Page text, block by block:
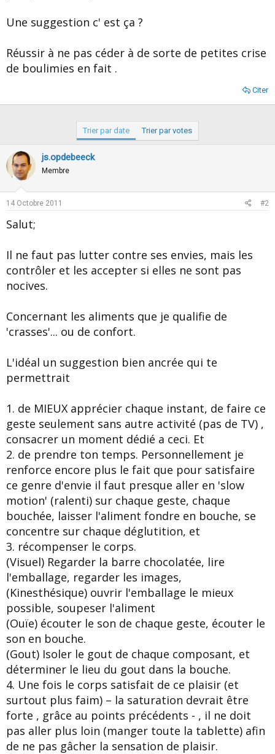
Une suggestion c' est ça ?
Réussir à ne pas céder à de sorte de petites crise
de boulimies en fait .
Citer
Trier par date Trier par votes
js.opdebeeck
Membre
14 Octobre 2011 #2
Salut;
Il ne faut pas lutter contre ses envies, mais les
contrôler et les accepter si elles ne sont pas
nocives.
Concernant les aliments que je qualifie de
'crasses'... ou de confort.
L'idéal un suggestion bien ancrée qui te
permettrait
1. de MIEUX apprécier chaque instant, de faire ce
geste seulement sans autre activité (pas de TV) ,
consacrer un moment dédié a ceci. Et
2. de prendre ton temps. Personnellement je
renforce encore plus le fait que pour satisfaire
ce genre d'envie il faut presque aller en 'slow
motion' (ralenti) sur chaque geste, chaque
bouchée, laisser l'aliment fondre en bouche, se
concentre sur chaque déglutition, et
3. récompenser le corps.
(Visuel) Regarder la barre chocolatée, lire
l'emballage, regarder les images,
(Kinesthésique) ouvrir l'emballage le mieux
possible, soupeser l'aliment
(Ouïe) écouter le son de chaque geste, écouter le
son en bouche.
(Gout) Isoler le gout de chaque composant, et
déterminer le lieu du gout dans la bouche.
4. Une fois le corps satisfait de ce plaisir (et
surtout plus faim) – la saturation devrait être
forte , grâce au points précédents - , il ne doit
pas aller plus loin (manger toute la tablette) afin
de ne pas gâcher la sensation de plaisir.